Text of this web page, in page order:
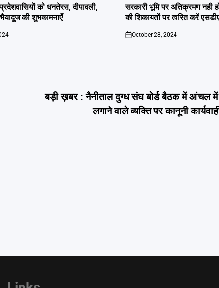
को धनतेरस, दीपावली,
भैयादूज की शुभकामनाएँ
IN
सरकारी भूमि पर अतिक्रमण नही
की शिकायतों पर त्वरित करें
on
October 28, 2024
बड़ी ख़बर : नैनीताल दुग्ध संघ बोर्ड बैठक में आंचल में
लगाने वाले व्यक्ति पर कानूनी